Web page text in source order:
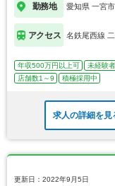
勤務地 愛知県 一宮市
アクセス 名鉄尾西線
年収500万円以上可 未経験
店舗数1～9
積極採用中
求人の詳細を見
更新日：2022年9月5日